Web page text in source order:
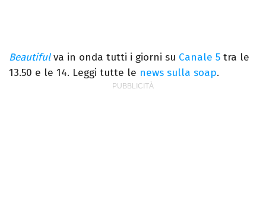
Beautifulva in onda tutti i giorni su Canale 5 tra le
13.50 e le 14. Leggi tutte le news sulla soap.